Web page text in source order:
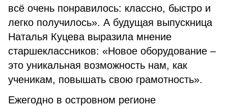
всё очень понравилось: классно, быстро и
легко получилось». А будущая выпускница
Наталья Куцева выразила мнение
старшеклассников: «Новое оборудование –
это уникальная возможность нам, как
ученикам, повышать свою грамотность».
Ежегодно в островном регионе